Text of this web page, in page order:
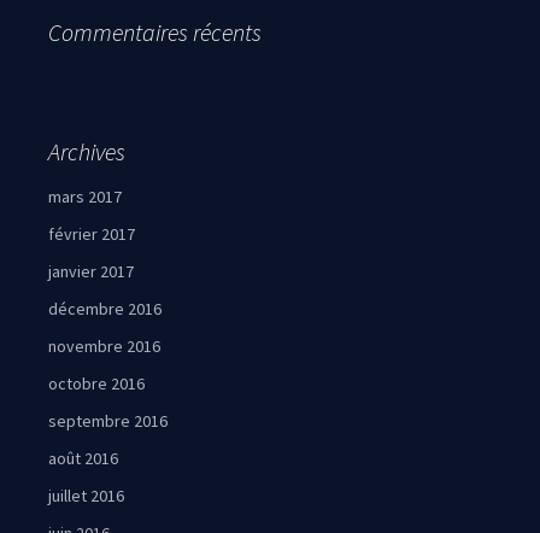
Commentaires récents
Archives
mars 2017
février 2017
janvier 2017
décembre 2016
novembre 2016
octobre 2016
septembre 2016
août 2016
juillet 2016